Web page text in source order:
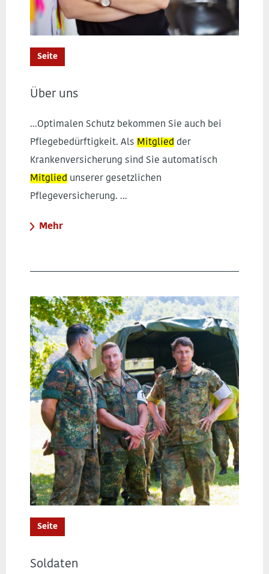
Seite
Über uns
...Optimalen Schutz bekommen Sie auch bei
Pflegebedürftigkeit. Als Mitglied der
Krankenversicherung sind Sie automatisch
Mitglied unserer gesetzlichen
Pflegeversicherung. ...
Mehr
Seite
Soldaten